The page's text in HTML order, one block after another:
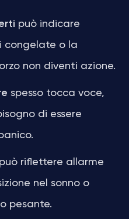
può indicare
congelate o la
non diventi azione.
spesso tocca voce,
di essere
può riflettere allarme
nel sonno o
pesante.